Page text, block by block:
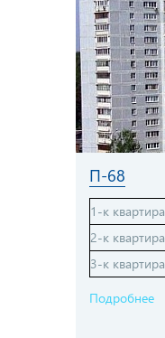
П-68
1-к квартира
2-к квартира
3-к квартира
Подробнее